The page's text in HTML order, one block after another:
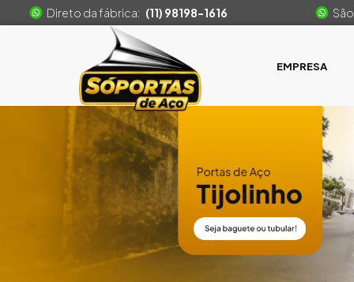
Direto da fábrica: (11) 98198-1616
EMPRESA